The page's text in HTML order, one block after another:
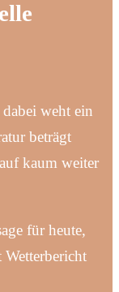
weht ein
beträgt
kaum weiter
für heute,